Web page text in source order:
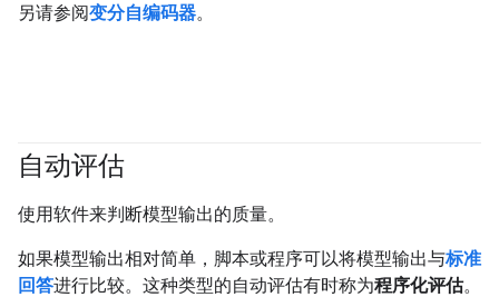
另请参阅变分自编码器。
自动评估
使用软件来判断模型输出的质量。
如果模型输出相对简单，脚本或程序可以将模型输出与标准
回答进行比较。这种类型的自动评估有时称为程序化评估。